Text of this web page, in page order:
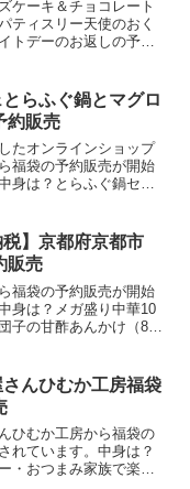
ケーキ＆チョコレート
ティスリー天使のおく
トデーのお返しの予約
ュ ベリー＆クリーム1
らふぐ鍋とマグロ
約販売
たオンラインショップ
福袋の予約販売が開始
身は？とらふぐ鍋セッ
・とらふぐ皮100g・
税】京都府京都市
販売
福袋の予約販売が開始
身は？メガ盛り中華10
子の甘酢あんかけ（8個
250g×1パック）・若鶏
んひむか工房福袋
ひむか工房から福袋の
れています。中身は？
・おつまみ家族で楽し